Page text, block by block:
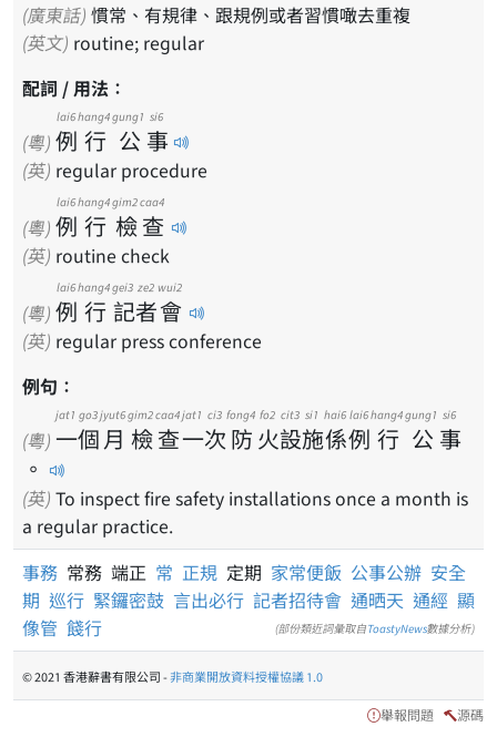
(廣東話) 慣常、有規律、跟規例或者習慣噉去重複
(英文) routine; regular
配詞 / 用法：
(粵) 例
lai6
行
hang4
公
gung1
事
si6
(英) regular procedure
(粵) 例
lai6
行
hang4
檢
gim2
查
caa4
(英) routine check
(粵) 例
lai6
行
hang4
記
gei3
者
ze2
會
wui2
(英) regular press conference
例句：
(粵) 一
jat1
個
go3
月
jyut6
檢
gim2
查
caa4
一
jat1
次
ci3
防
fong4
火
fo2
設
cit3
施
si1
係
hai6
例
lai6
行
hang4
公
gung1
事
si6
。
(英) To inspect fire safety installations once a month is
a regular practice.
事務 常務 端正 常 正規 定期 家常便飯 公事公辦 安全
期 巡行 緊鑼密鼓 言出必行 記者招待會 通晒天 通經 顯
像管 餞行 (部份類近詞彙取自ToastyNews數據分析)
© 2021 香港辭書有限公司 -非商業開放資料授權協議 1.0
舉報問題 源碼